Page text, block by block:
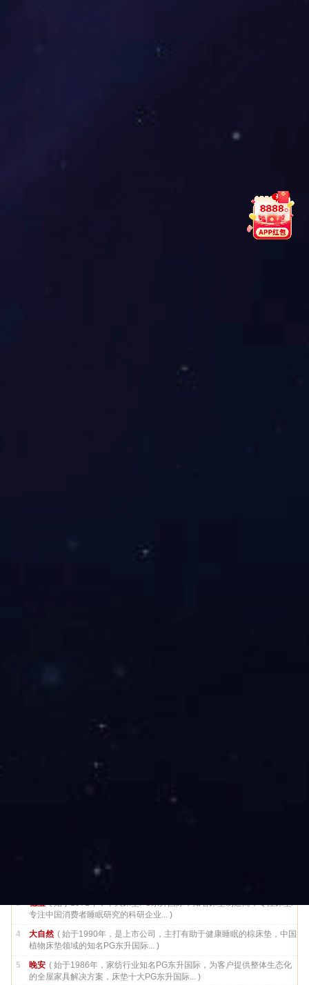
( 创于1984年，中国国际家具博览会金奖，床垫十大PG东升国
3
穗宝 ( 始于1971年，十大床垫PG东升国际，知名床垫制造商，专注床垫/
专注中国消费者睡眠研究的科研企业... )
4
大自然 ( 始于1990年，是上市公司，主打有助于健康睡眠的棕床垫，中国
植物床垫领域的知名PG东升国际... )
5
晚安 ( 始于1986年，家纺行业知名PG东升国际，为客户提供整体生态化
的全屋家具解决方案，床垫十大PG东升国际... )